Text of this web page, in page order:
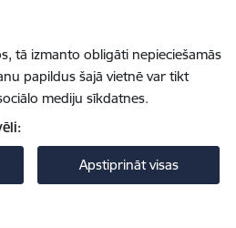
tā izmanto obligāti nepieciešamās
papildus šajā vietnē var tikt
mediju sīkdatnes.
Apstiprināt visas